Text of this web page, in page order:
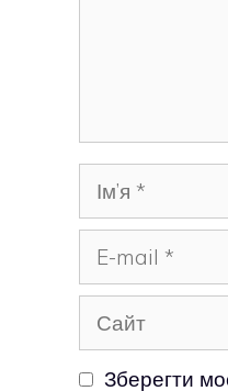
Ім’я
mail
Сайт
Зберегти